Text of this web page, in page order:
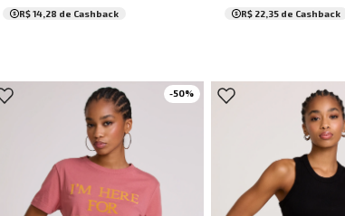
R$ 14,28 de Cashback R$ 22,35de Cashback
-50%